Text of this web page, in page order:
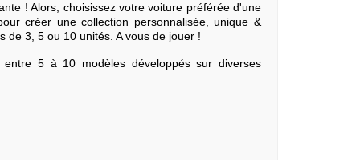
! Alors, choisissez votre voiture préférée d'une
créer une collection personnalisée, unique &
de 3, 5 ou 10 unités. A vous de jouer !
entre 5 à 10 modèles développés sur diverses